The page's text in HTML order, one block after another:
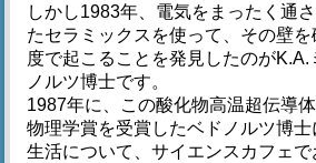
しかし1983年、電気をまったく通
たセラミックスを使って、その壁
度で起こることを発見したのがK.A.
ノルツ博士です。
1987年に、この酸化物高温超伝導
物理学賞を受賞したベドノルツ博
生活について、サイエンスカフェで